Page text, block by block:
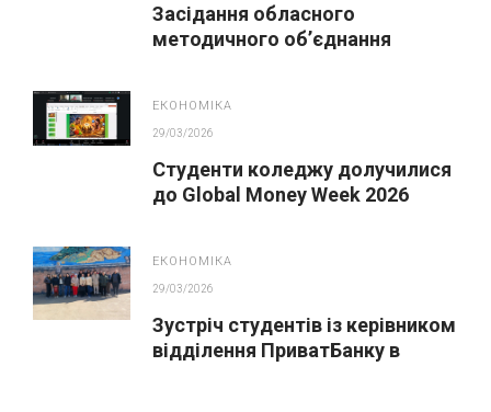
Засідання обласного
методичного обʼєднання
ЕКОНОМІКА
29/03/2026
Студенти коледжу долучилися
до Global Money Week 2026
ЕКОНОМІКА
29/03/2026
Зустріч студентів із керівником
відділення ПриватБанку в